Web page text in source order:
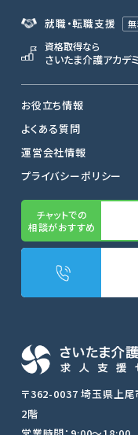
無料LINE相談
転職サポートに申し込む
〒362-0037 埼玉県上
2階
就職・転職支援
資格取得なら
さいたま介護アカデ
お役立ち情報
よくある質問
運営会社情報
プライバシーポリシー